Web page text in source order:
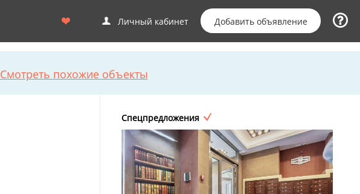
Личный кабинет Добавить объявление
Смотреть похожие объекты
Спецпредложения